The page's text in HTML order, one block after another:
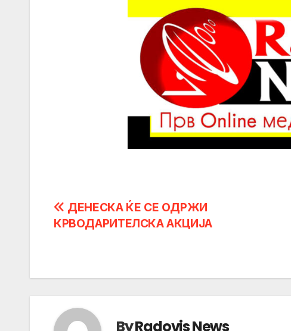
Post
navigation
ДЕНЕСКА ЌЕ СЕ ОДРЖИ
КРВОДАРИТЕЛСКА АКЦИЈА
ByRadovis News